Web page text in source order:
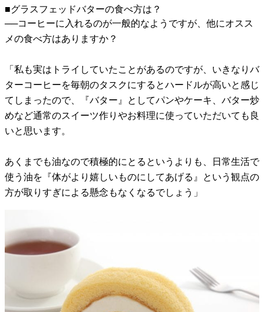
■グラスフェッドバターの食べ方は？
──コーヒーに入れるのが一般的なようですが、他にオスス
メの食べ方はありますか？
「私も実はトライしていたことがあるのですが、いきなりバ
ターコーヒーを毎朝のタスクにするとハードルが高いと感じ
てしまったので、『バター』としてパンやケーキ、バター炒
めなど通常のスイーツ作りやお料理に使っていただいても良
いと思います。
あくまでも油なので積極的にとるというよりも、日常生活で
使う油を『体がより嬉しいものにしてあげる』という観点の
方が取りすぎによる懸念もなくなるでしょう」